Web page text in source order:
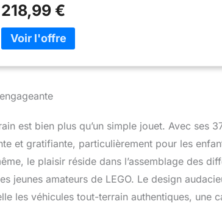
pneus massifs et à son avant incliné L’application
télécharger ajoute une nouvelle dimension à ce
application permet de contrôler la voiture, de réaliser
débloquer des défis et plus encore L’univers LEGO
à construire complexes pour les fans de LEGO prêts
enfants de 10 ans et plus, également ce modèle
que toutes les générations pourront partager
218,99 €
est bien plus qu’un simple jouet. Avec ses
et gratifiante, particulièrement pour les
le plaisir réside dans l’assemblage des
jeunes amateurs de LEGO. Le design
les véhicules tout-terrain authentiques, une